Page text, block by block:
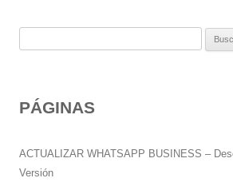
a
:
PÁGINAS
ACTUALIZAR WHATSAPP BUSINESS –
Versión